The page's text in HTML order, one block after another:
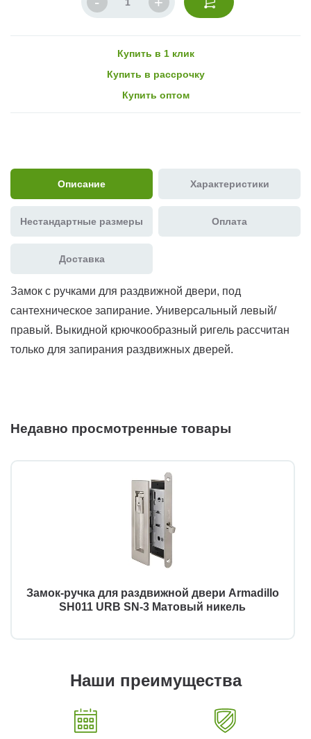
Купить в 1 клик
Купить в рассрочку
Купить оптом
Описание Характеристики
Нестандартные размеры Оплата
Доставка
Замок с ручками для раздвижной двери, под
сантехническое запирание. Универсальный левый/
правый. Выкидной крючкообразный ригель рассчитан
только для запирания раздвижных дверей.
Недавно просмотренные товары
Замок-ручка для раздвижной двери Armadillo
SH011 URB SN-3 Матовый никель
Наши преимущества